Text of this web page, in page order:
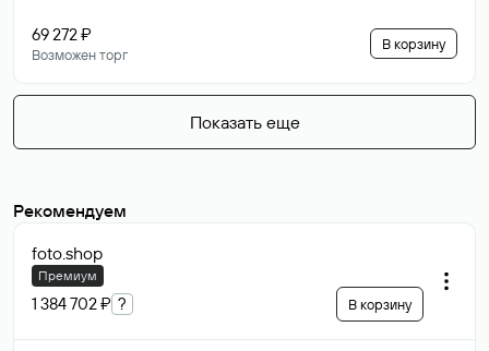
69 272 ₽
Возможен торг
В корзину
Показать еще
Рекомендуем
foto.shop
Премиум
1 384 702 ₽ ? В корзину